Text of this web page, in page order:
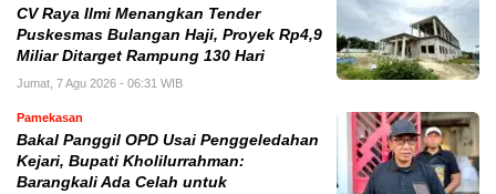
CV Raya Ilmi Menangkan Tender
Puskesmas Bulangan Haji, Proyek Rp4,9
Miliar Ditarget Rampung 130 Hari
Jumat, 7 Agu 2026 - 06:31 WIB
Pamekasan
Bakal Panggil OPD Usai Penggeledahan
Kejari, Bupati Kholilurrahman:
Barangkali Ada Celah untuk